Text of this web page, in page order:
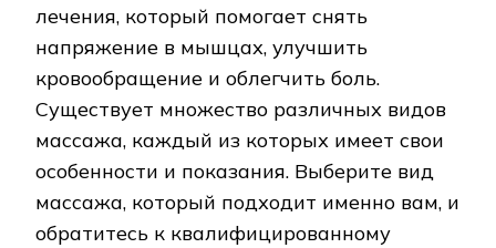
лечения, который помогает снять
напряжение в мышцах, улучшить
кровообращение и облегчить боль.
Существует множество различных видов
массажа, каждый из которых имеет свои
особенности и показания. Выберите вид
массажа, который подходит именно вам, и
обратитесь к квалифицированному